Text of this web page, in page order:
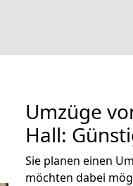
Umzüge
Hall:
Sie planen einen
möchten dabei